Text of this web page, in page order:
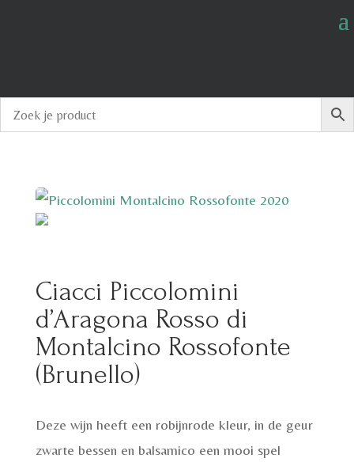
Ciacci Piccolomini
d’Aragona Rosso di
Montalcino Rossofonte
(Brunello)
Deze wijn heeft een robijnrode kleur, in de geur
zwarte bessen en balsamico een mooi spel